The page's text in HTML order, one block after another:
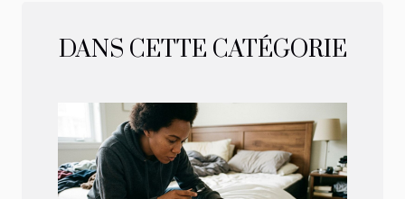
DANS CETTE CATÉGORIE